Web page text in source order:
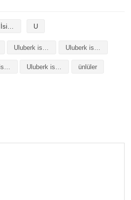
Türkçe İsimler U
Uluberk isminin kökeni Uluberk isminin numerolojisi ünlüler